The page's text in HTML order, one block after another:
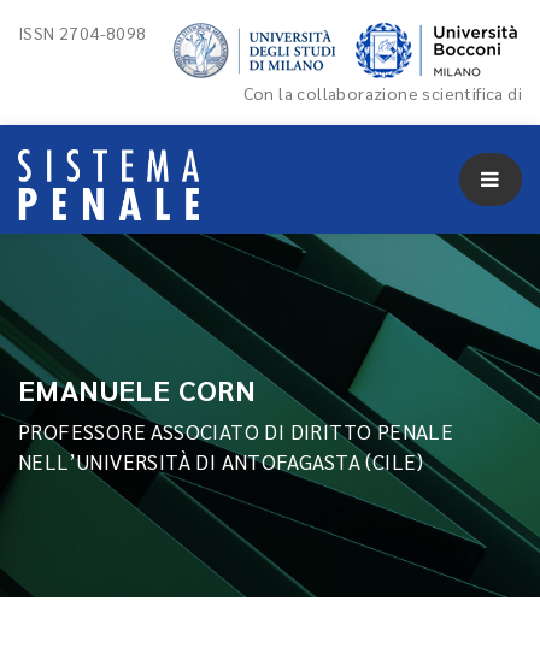
ISSN 2704-8098
Con la collaborazione scientifica di
EMANUELE CORN
PROFESSORE ASSOCIATO DI DIRITTO PENALE
NELL’UNIVERSITÀ DI ANTOFAGASTA (CILE)